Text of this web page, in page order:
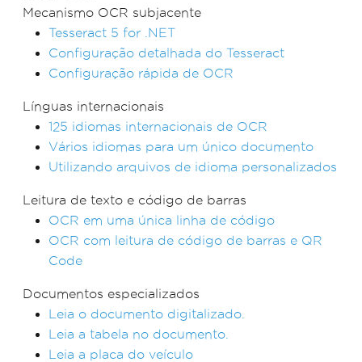
Mecanismo OCR subjacente
Tesseract 5 for .NET
Configuração detalhada do Tesseract
Configuração rápida de OCR
Línguas internacionais
125 idiomas internacionais de OCR
Vários idiomas para um único documento
Utilizando arquivos de idioma personalizados
Leitura de texto e código de barras
OCR em uma única linha de código
OCR com leitura de código de barras e QR
Code
Documentos especializados
Leia o documento digitalizado.
Leia a tabela no documento.
Leia a placa do veículo